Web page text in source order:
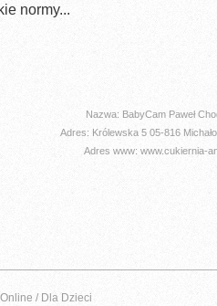
normy...
Nazwa: BabyCam Paweł
Adres: Królewska 5 05-816
Adres www: www.cukiernia-
/ Dla Dzieci